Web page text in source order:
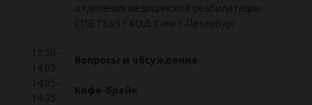
отделения медицинской реабилитации
СПБ ГБУЗ ГКОД. Санкт-Петербург.
13:50–
14:05
Вопросы и обсуждение
14:05–
14:35
Кофе-брейк